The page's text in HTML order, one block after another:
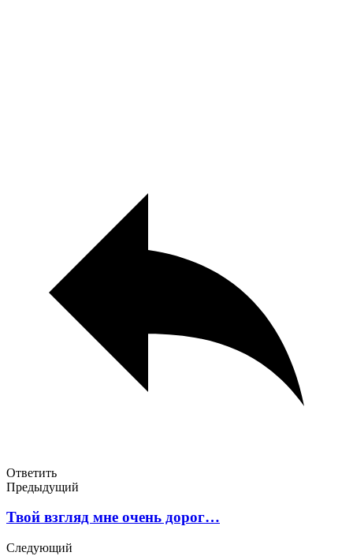
Ответить
Предыдущий
Твой взгляд мне очень дорог…
Следующий